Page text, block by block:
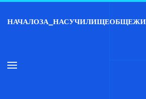
Skip to main content
НАЧАЛОЗА_НАСУЧИЛИЩЕ